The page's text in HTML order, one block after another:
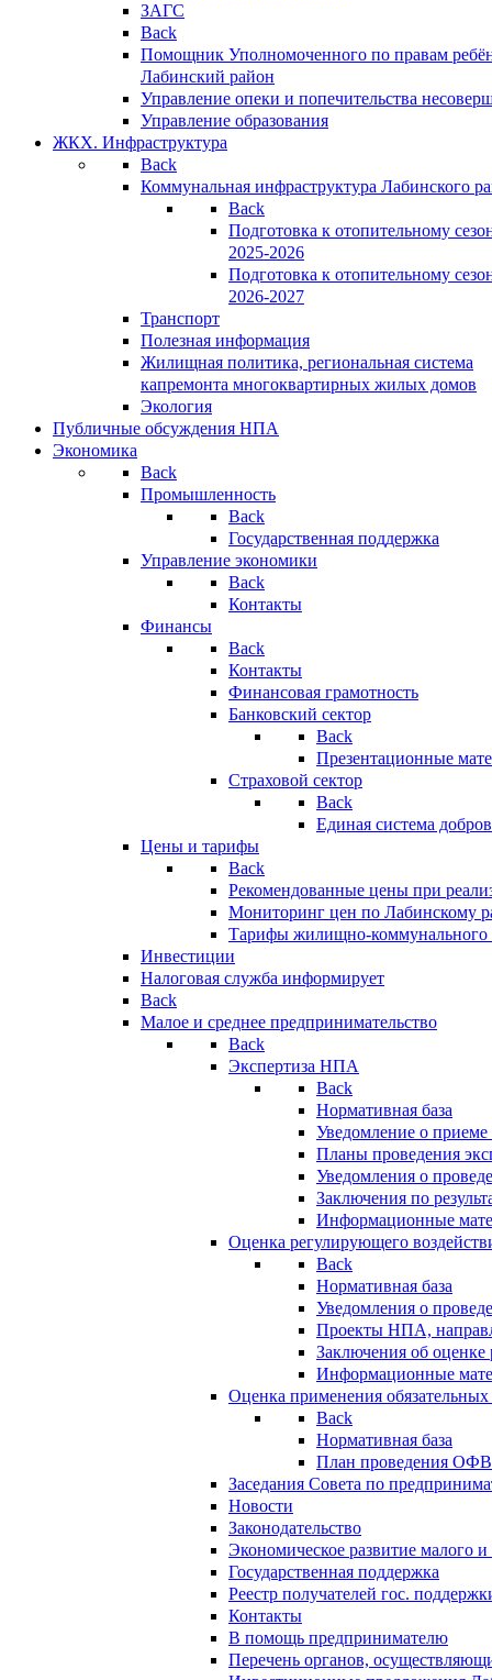
ЗАГС
Back
Помощник Уполномоченного по правам
Лабинский район
Управление опеки и попечительства
Управление образования
ЖКХ. Инфраструктура
Back
Коммунальная инфраструктура Лабинского
Back
Подготовка к отопительному
2025-2026
Подготовка к отопительному
2026-2027
Транспорт
Полезная информация
Жилищная политика, региональная система
капремонта многоквартирных жилых домов
Экология
Публичные обсуждения НПА
Экономика
Back
Промышленность
Back
Государственная поддержка
Управление экономики
Back
Контакты
Финансы
Back
Контакты
Финансовая грамотность
Банковский сектор
Back
Презентационные
Страховой сектор
Back
Единая система
Цены и тарифы
Back
Рекомендованные цены при
Мониторинг цен по Лабинскому
Тарифы жилищно-коммунального
Инвестиции
Налоговая служба информирует
Back
Малое и среднее предпринимательство
Back
Экспертиза НПА
Back
Нормативная база
Уведомление о
Планы проведения
Уведомления о
Заключения по
Информационные
Оценка регулирующего
Back
Нормативная база
Уведомления о
Проекты НПА,
Заключения об
Информационные
Оценка применения
Back
Нормативная база
План проведения
Заседания Совета по
Новости
Законодательство
Экономическое развитие малого и
Государственная поддержка
Реестр получателей гос.
Контакты
В помощь предпринимателю
Перечень органов,